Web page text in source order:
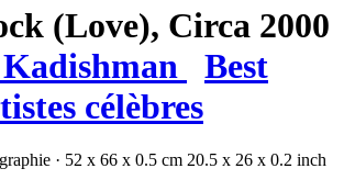
(Love), Circa 2000
Best
célèbres
· 52 x 66 x 0.5 cm 20.5 x 26 x 0.2 inch